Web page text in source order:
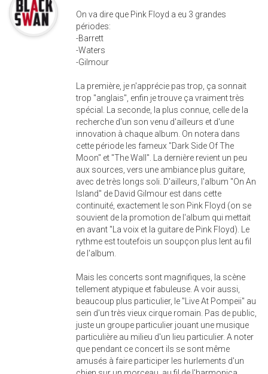
On va dire que Pink Floyd a eu 3 grandes
périodes:
-Barrett
-Waters
-Gilmour
La première, je n'apprécie pas trop, ça sonnait
trop "anglais", enfin je trouve ça vraiment très
spécial. La seconde, la plus connue, celle de la
recherche d'un son venu d'ailleurs et d'une
innovation à chaque album. On notera dans
cette période les fameux "Dark Side Of The
Moon" et "The Wall". La dernière revient un peu
aux sources, vers une ambiance plus guitare,
avec de très longs soli. D'ailleurs, l'album "On An
Island" de David Gilmour est dans cette
continuité, exactement le son Pink Floyd (on se
souvient de la promotion de l'album qui mettait
en avant "La voix et la guitare de Pink Floyd). Le
rythme est toutefois un soupçon plus lent au fil
de l'album.
Mais les concerts sont magnifiques, la scène
tellement atypique et fabuleuse. A voir aussi,
beaucoup plus particulier, le "Live At Pompeii" au
sein d'un très vieux cirque romain. Pas de public,
juste un groupe particulier jouant une musique
particulière au milieu d'un lieu particulier. A noter
que pendant ce concert ils se sont même
amusés à faire participer les hurlements d'un